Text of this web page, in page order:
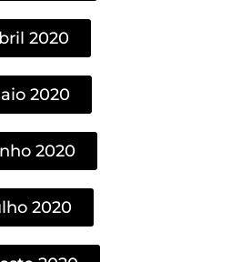
2020
2020
2020
2020